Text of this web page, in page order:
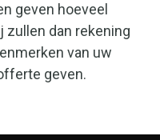
geven hoeveel
zullen dan rekening
van uw
geven.